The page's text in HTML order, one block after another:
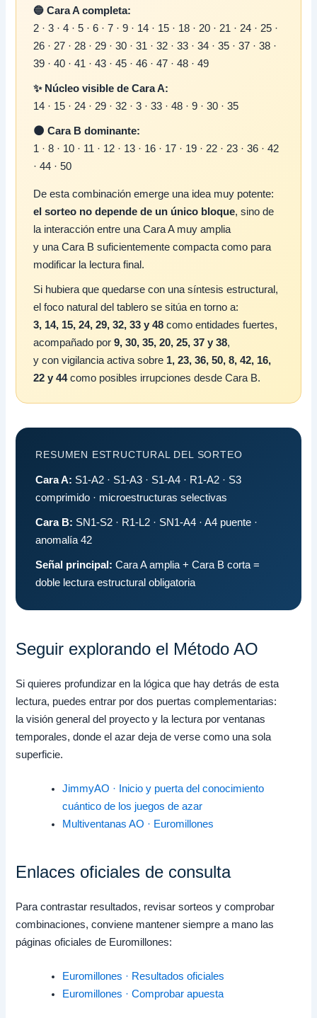
🔵 Cara A completa:
2 · 3 · 4 · 5 · 6 · 7 · 9 · 14 · 15 · 18 · 20 · 21 · 24 · 25 ·
26 · 27 · 28 · 29 · 30 · 31 · 32 · 33 · 34 · 35 · 37 · 38 ·
39 · 40 · 41 · 43 · 45 · 46 · 47 · 48 · 49
✨ Núcleo visible de Cara A:
14 · 15 · 24 · 29 · 32 · 3 · 33 · 48 · 9 · 30 · 35
🌑 Cara B dominante:
1 · 8 · 10 · 11 · 12 · 13 · 16 · 17 · 19 · 22 · 23 · 36 · 42
· 44 · 50
De esta combinación emerge una idea muy potente:
el sorteo no depende de un único bloque, sino de
la interacción entre una Cara A muy amplia
y una Cara B suficientemente compacta como para
modificar la lectura final.
Si hubiera que quedarse con una síntesis estructural,
el foco natural del tablero se sitúa en torno a:
3, 14, 15, 24, 29, 32, 33 y 48 como entidades fuertes,
acompañado por9, 30, 35, 20, 25, 37 y 38,
y con vigilancia activa sobre 1, 23, 36, 50, 8, 42, 16,
22 y 44como posibles irrupciones desde Cara B.
RESUMEN ESTRUCTURAL DEL SORTEO
Cara A: S1-A2 · S1-A3 · S1-A4 · R1-A2 · S3
comprimido · microestructuras selectivas
Cara B: SN1-S2 · R1-L2 · SN1-A4 · A4 puente ·
anomalía 42
Señal principal: Cara A amplia + Cara B corta =
doble lectura estructural obligatoria
Seguir explorando el Método AO
Si quieres profundizar en la lógica que hay detrás de esta
lectura, puedes entrar por dos puertas complementarias:
la visión general del proyecto y la lectura por ventanas
temporales, donde el azar deja de verse como una sola
superficie.
JimmyAO · Inicio y puerta del conocimiento
cuántico de los juegos de azar
Multiventanas AO · Euromillones
Enlaces oficiales de consulta
Para contrastar resultados, revisar sorteos y comprobar
combinaciones, conviene mantener siempre a mano las
páginas oficiales de Euromillones:
Euromillones · Resultados oficiales
Euromillones · Comprobar apuesta